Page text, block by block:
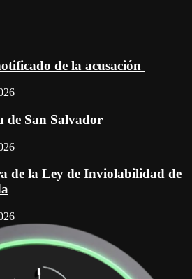
de la acusación
de San Salvador
de la Ley de Inviolabilidad de